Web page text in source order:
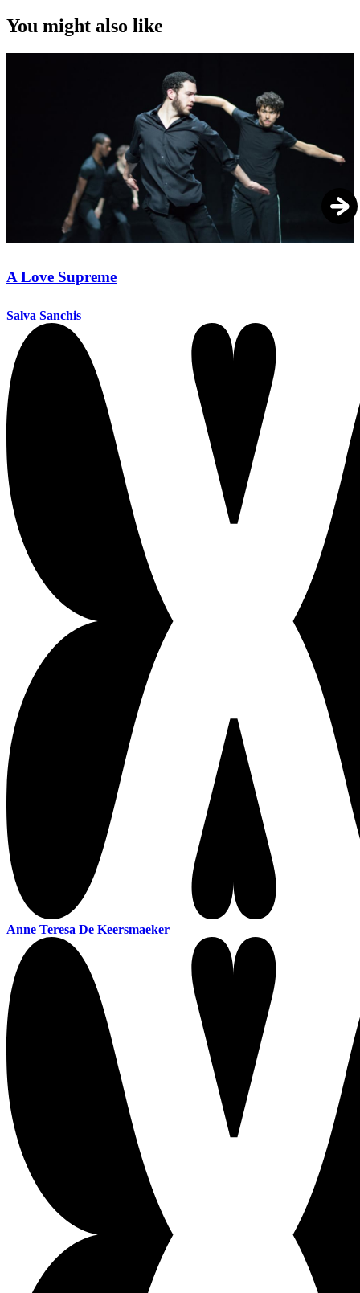
You might also like
A Love Supreme
Salva Sanchis
Anne Teresa De Keersmaeker